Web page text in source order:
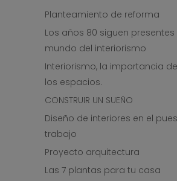
Planteamiento de reforma
Los años 80 siguen presentes
mundo del interiorismo
Interiorismo, la importancia
los espacios.
CONSTRUIR UN SUEÑO
Diseño de interiores en el
trabajo
Proyecto arquitectura
Las 7 plantas para tu casa